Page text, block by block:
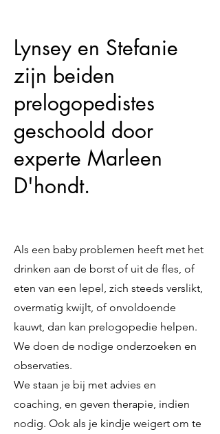
Lynsey en Stefanie
zijn beiden
prelogopedistes
geschoold door
experte Marleen
D'hondt.
Als een baby problemen heeft met het
drinken aan de borst of uit de fles, of
eten van een lepel, zich steeds verslikt,
overmatig kwijlt, of onvoldoende
kauwt, dan kan prelogopedie helpen.
We doen de nodige onderzoeken en
observaties.
We staan je bij met advies en
coaching, en geven therapie, indien
nodig. Ook als je kindje weigert om te